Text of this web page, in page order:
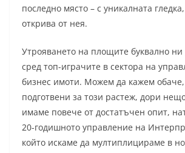
последно място – с уникалната
открива от нея.
Утрояването на площите буквално ни
сред топ-играчите в сектора на
бизнес имоти. Можем да кажем
подготвени за този растеж, дори
имаме повече от достатъчен опит,
20-годишното управление на
който искаме да мултиплицираме в